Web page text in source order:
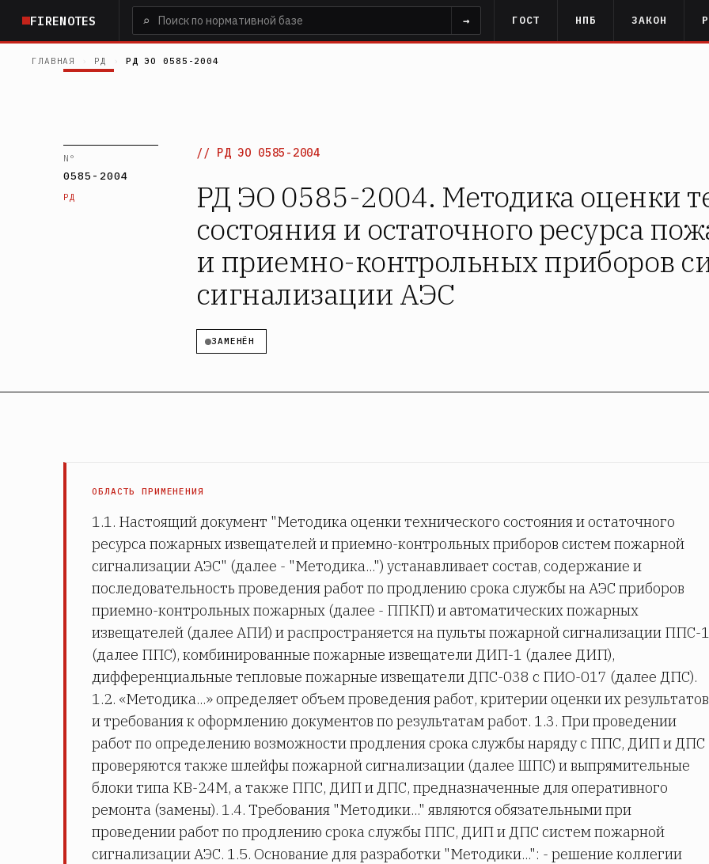
основному
содержанию
FIRENOTES ⌕ → ГОСТ НПБ ЗАКОН
ГЛАВНАЯ РД РД ЭО 0585-2004
N°
0585-2004
РД
РД ЭО 0585-2004
РД ЭО 0585-2004. Методика оценки
состояния и остаточного ресурса
и приемно-контрольных приборов
сигнализации АЭС
ЗАМЕНЁН
ОБЛАСТЬ ПРИМЕНЕНИЯ
1.1. Настоящий документ "Методика оценки технического состояния и остаточного
ресурса пожарных извещателей и приемно-контрольных приборов систем пожарной
сигнализации АЭС" (далее - "Методика...") устанавливает состав, содержание и
последовательность проведения работ по продлению срока службы на АЭС приборов
приемно-контрольных пожарных (далее - ППКП) и автоматических пожарных
извещателей (далее АПИ) и распространяется на пульты пожарной сигнализации ППС-1
(далее ППС), комбинированные пожарные извещатели ДИП-1 (далее ДИП),
дифференциальные тепловые пожарные извещатели ДПС-038 с ПИО-017 (далее ДПС).
1.2. «Методика...» определяет объем проведения работ, критерии оценки их результатов
и требования к оформлению документов по результатам работ. 1.3. При проведении
работ по определению возможности продления срока службы наряду с ППС, ДИП и ДПС
проверяются также шлейфы пожарной сигнализации (далее ШПС) и выпрямительные
блоки типа КВ-24М, а также ППС, ДИП и ДПС, предназначенные для оперативного
ремонта (замены). 1.4. Требования "Методики..." являются обязательными при
проведении работ по продлению срока службы ППС, ДИП и ДПС систем пожарной
сигнализации АЭС. 1.5. Основание для разработки "Методики...": - решение коллегии